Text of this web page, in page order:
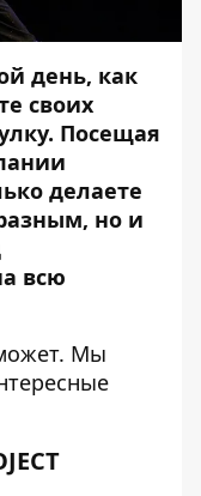
день, как
своих
Посещая
делаете
но и
всю
Мы